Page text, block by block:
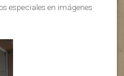
especiales en imágenes